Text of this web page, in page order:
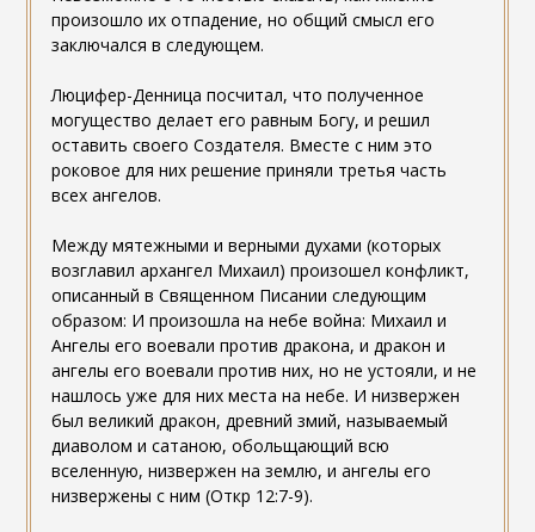
произошло их отпадение, но общий смысл его
заключался в следующем.
Люцифер-Денница посчитал, что полученное
могущество делает его равным Богу, и решил
оставить своего Создателя. Вместе с ним это
роковое для них решение приняли третья часть
всех ангелов.
Между мятежными и верными духами (которых
возглавил архангел Михаил) произошел конфликт,
описанный в Священном Писании следующим
образом: И произошла на небе война: Михаил и
Ангелы его воевали против дракона, и дракон и
ангелы его воевали против них, но не устояли, и не
нашлось уже для них места на небе. И низвержен
был великий дракон, древний змий, называемый
диаволом и сатаною, обольщающий всю
вселенную, низвержен на землю, и ангелы его
низвержены с ним (Откр 12:7-9).